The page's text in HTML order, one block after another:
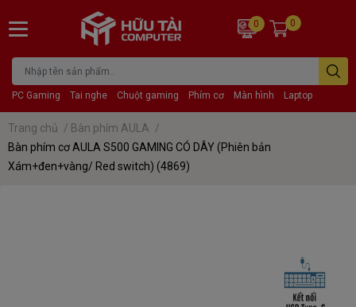
PC Gaming Tai nghe Chuột gaming Phím cơ Màn hình Laptop
0 0
Trang chủ / Bàn phím AULA /
Bàn phím cơ AULA S500 GAMING CÓ DÂY (Phiên bản
Xám+đen+vàng/ Red switch) (4869)